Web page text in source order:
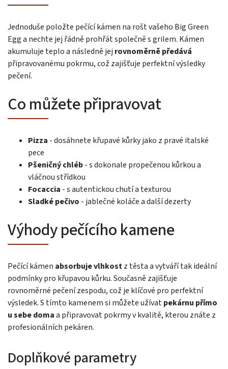
Jednoduše položte pečící kámen na rošt vašeho Big Green
Egg a nechte jej řádně prohřát společně s grilem. Kámen
akumuluje teplo a následně jej rovnoměrně předává
připravovanému pokrmu, což zajišťuje perfektní výsledky
pečení.
Co můžete připravovat
Pizza - dosáhnete křupavé kůrky jako z pravé italské
pece
Pšeničný chléb- s dokonale propečenou kůrkou a
vláčnou střídkou
Focaccia - s autentickou chutí a texturou
Sladké pečivo - jablečné koláče a další dezerty
Výhody pečícího kamene
Pečící kámen absorbuje vlhkostz těsta a vytváří tak ideální
podmínky pro křupavou kůrku. Současně zajišťuje
rovnoměrné pečení zespodu, což je klíčové pro perfektní
výsledek. S tímto kamenem si můžete užívatpekárnu přímo
u sebe domaa připravovat pokrmy v kvalitě, kterou znáte z
profesionálních pekáren.
Doplňkové parametry